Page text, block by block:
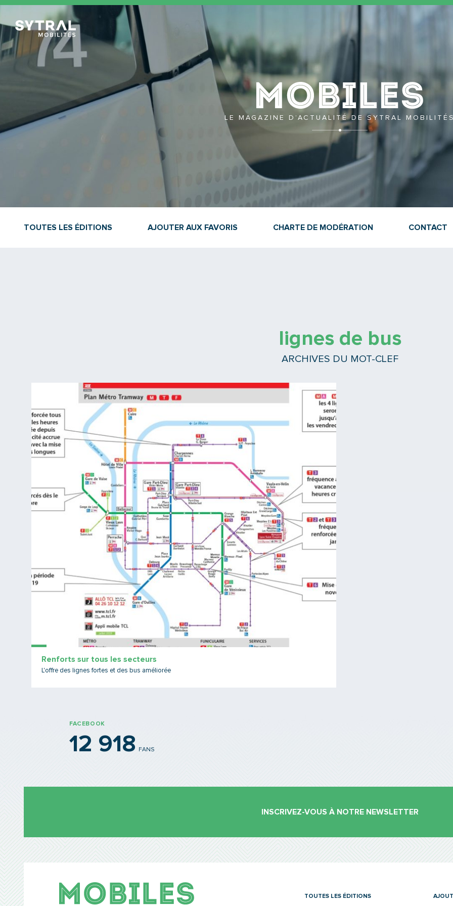
TCL Sytral
LE MAGAZINE D’ACTUALITÉ DE SYTRAL MOBILITÉS
TOUTES LES ÉDITIONS AJOUTER AUX FAVORIS CHARTE DE MODÉRATION CONTACT
lignes de bus
ARCHIVES DU MOT-CLEF
Renforts sur tous les secteurs
L'offre des lignes fortes et des bus améliorée
Lire la suite
FACEBOOK
12 918 FANS
INSCRIVEZ-VOUS À NOTRE NEWSLETTER
TOUTES LES ÉDITIONS